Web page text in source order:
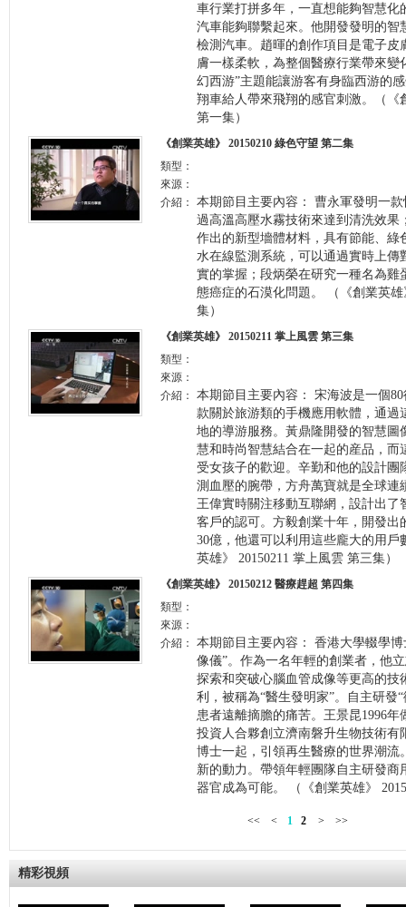
車行業打拼多年，一直想能夠智慧化
汽車能夠聯繫起來。他開發發明的智
檢測汽車。趙暉的創作項目是電子皮
膚一樣柔軟，為整個醫療行業帶來變
幻西游”主題能讓游客有身臨西游的
翔車給人帶來飛翔的感官刺激。（《
第一集）
《創業英雄》 20150210 綠色守望 第二集
類型：
來源：
介紹：
本期節目主要內容： 曹永軍發明一
過高溫高壓水霧技術來達到清洗效果
作出的新型墻體材料，具有節能、綠
水在線監測系統，可以通過實時上傳
實的掌握；段炳榮在研究一種名為雞
態癌症的石漠化問題。 （《創業英雄
集）
《創業英雄》 20150211 掌上風雲 第三集
類型：
來源：
介紹：
本期節目主要內容： 宋海波是一個
款關於旅游類的手機應用軟體，通過
地的導游服務。黃鼎隆開發的智慧圖
慧和時尚智慧結合在一起的産品，而
受女孩子的歡迎。辛勤和他的設計團
測血壓的腕帶，方舟萬寶就是全球連
王偉實時關注移動互聯網，設計出了
客戶的認可。方毅創業十年，開發出
30億，他還可以利用這些龐大的用
英雄》 20150211 掌上風雲 第三集）
《創業英雄》 20150212 醫療趕超 第四集
類型：
來源：
介紹：
本期節目主要內容： 香港大學輟學
像儀”。作為一名年輕的創業者，他
探索和突破心腦血管成像等更高的技
利，被稱為“醫生發明家”。自主研發
患者遠離摘膽的痛苦。王景昆1996年
投資人合夥創立濟南磐升生物技術有
博士一起，引領再生醫療的世界潮流
新的動力。帶領年輕團隊自主研發商
器官成為可能。 （《創業英雄》
<< < 1 2 > >>
精彩視頻